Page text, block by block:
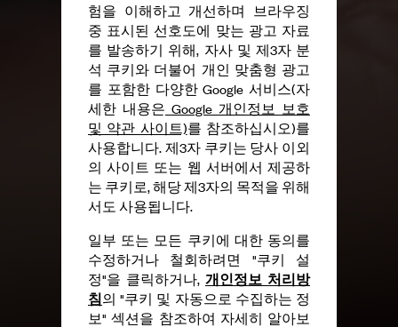
험을 이해하고 개선하며 브라우징
중 표시된 선호도에 맞는 광고 자료
를 발송하기 위해, 자사 및 제3자 분
석 쿠키와 더불어 개인 맞춤형 광고
를 포함한 다양한 Google 서비스(자
세한 내용은 Google 개인정보 보호
및 약관 사이트)를 참조하십시오)를
사용합니다. 제3자 쿠키는 당사 이외
의 사이트 또는 웹 서버에서 제공하
는 쿠키로, 해당 제3자의 목적을 위해
서도 사용됩니다.
일부 또는 모든 쿠키에 대한 동의를
수정하거나 철회하려면 "쿠키 설
정"을 클릭하거나, 개인정보 처리방
침의 "쿠키 및 자동으로 수집하는 정
보" 섹션을 참조하여 자세히 알아보